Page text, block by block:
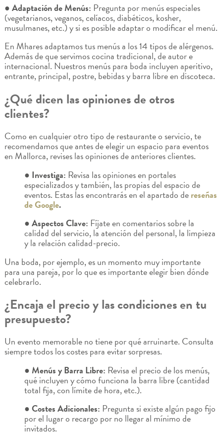
● Adaptación de Menús: Pregunta por menús especiales
(vegetarianos, veganos, celíacos, diabéticos, kosher,
musulmanes, etc.) y si es posible adaptar o modificar el menú.
En Mhares adaptamos tus menús a los 14 tipos de alérgenos.
Además de que servimos cocina tradicional, de autor e
internacional. Nuestros menús para boda incluyen aperitivo,
entrante, principal, postre, bebidas y barra libre en discoteca.
¿Qué dicen las opiniones de otros
clientes?
Como en cualquier otro tipo de restaurante o servicio, te
recomendamos que antes de elegir un espacio para eventos
en Mallorca, revises las opiniones de anteriores clientes.
● Investiga: Revisa las opiniones en portales
especializados y también, las propias del espacio de
eventos. Estas las encontrarás en el apartado dereseñas
de Google.
● Aspectos Clave: Fíjate en comentarios sobre la
calidad del servicio, la atención del personal, la limpieza
y la relación calidad-precio.
Una boda, por ejemplo, es un momento muy importante
para una pareja, por lo que es importante elegir bien dónde
celebrarlo.
¿Encaja el precio y las condiciones en tu
presupuesto?
Un evento memorable no tiene por qué arruinarte. Consulta
siempre todos los costes para evitar sorpresas.
● Menús y Barra Libre: Revisa el precio de los menús,
qué incluyen y cómo funciona la barra libre (cantidad
total fija, con límite de hora, etc.).
● Costes Adicionales: Pregunta si existe algún pago fijo
por el lugar o recargo por no llegar al mínimo de
invitados.